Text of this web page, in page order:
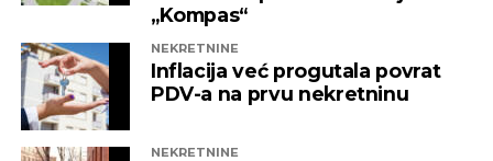
„Kompas“
NEKRETNINE
Inflacija već progutala povrat
PDV-a na prvu nekretninu
NEKRETNINE